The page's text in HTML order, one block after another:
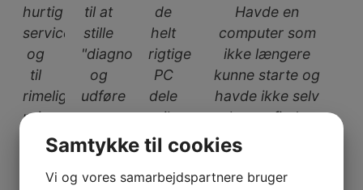
hurtig
service
og
til
rimelige
priser
Anja
til at
stille
"diagnosen"
og
udføre
reparationen​
Tina
de
helt
rigtige
PC
dele
til
en
fantastisk
pris​
Havde en
computer som
ikke længere
kunne starte og
havde ikke selv
kunne finde
årsagen. Dagen
efter jeg havde
indleveret den,
Samtykke til cookies
Vi og vores samarbejdspartnere bruger